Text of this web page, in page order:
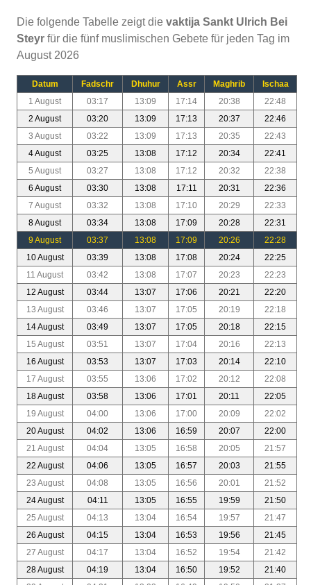
Die folgende Tabelle zeigt die vaktija Sankt Ulrich Bei
Steyr für die fünf muslimischen Gebete für jeden Tag im
August 2026
Datum Fadschr Dhuhur Assr Maghrib
Ischaa
1 August
03:17 13:09 17:14 20:38
22:48
2 August
03:20 13:09 17:13 20:37
22:46
3 August
03:22 13:09 17:13 20:35
22:43
4 August
03:25 13:08 17:12 20:34
22:41
5 August
03:27 13:08 17:12 20:32
22:38
6 August
03:30 13:08 17:11 20:31
22:36
7 August
03:32 13:08 17:10 20:29
22:33
8 August
03:34 13:08 17:09 20:28
22:31
9 August
03:37 13:08 17:09 20:26
22:28
10 August
03:39 13:08 17:08 20:24
22:25
11 August
03:42 13:08 17:07 20:23
22:23
12 August
03:44 13:07 17:06 20:21
22:20
13 August
03:46 13:07 17:05 20:19
22:18
14 August
03:49 13:07 17:05 20:18
22:15
15 August
03:51 13:07 17:04 20:16
22:13
16 August
03:53 13:07 17:03 20:14
22:10
17 August
03:55 13:06 17:02 20:12
22:08
18 August
03:58 13:06 17:01 20:11
22:05
19 August
04:00 13:06 17:00 20:09
22:02
20 August
04:02 13:06 16:59 20:07
22:00
21 August
04:04 13:05 16:58 20:05
21:57
22 August
04:06 13:05 16:57 20:03
21:55
23 August
04:08 13:05 16:56 20:01
21:52
24 August
04:11 13:05 16:55 19:59
21:50
25 August
04:13 13:04 16:54 19:57
21:47
26 August
04:15 13:04 16:53 19:56
21:45
27 August
04:17 13:04 16:52 19:54
21:42
28 August
04:19 13:04 16:50 19:52
21:40